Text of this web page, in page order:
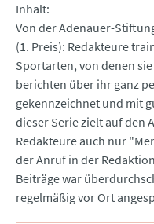
Inhalt
Von der Adenauer-
(1. Preis): Redakteure
Sportarten, von denen
berichten über ihr ganz
gekennzeichnet und mit
dieser Serie zielt auf den
Redakteure auch nur
der Anruf in der
Beiträge war
regelmäßig vor Ort